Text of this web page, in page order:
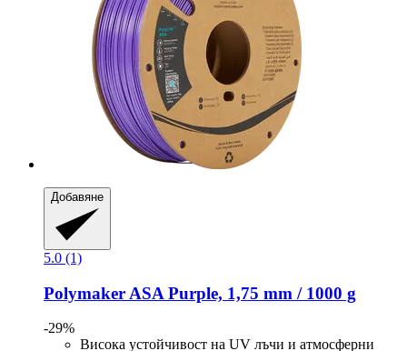
Добавяне
5.0 (1)
Polymaker ASA Purple, 1,75 mm / 1000 g
-29%
Висока устойчивост на UV лъчи и атмосферни